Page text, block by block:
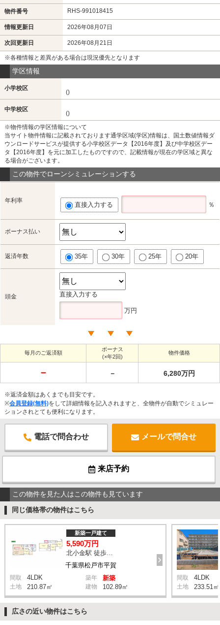
物件番号 RHS-991018415
情報更新日 2026年08月07日
次回更新日 2026年08月21日
※各種情報と差異がある場合は現況優先となります
学区情報
小学校区
()
中学校区
()
※物件情報の学区情報について
当サイト物件情報に記載されております通学区域(学区)情報は、国土数値情報ダ
ウンロードサービスが提供する小学校区データ【2016年度】及び中学校区デー
タ【2016年度】を元に加工したものですので、記載情報が現在の学区域と異な
る場合がございます。
この物件でローンシミュレーションする
年利率
直接入力する ％
ボーナス払い
返済年数 35年 30年 25年 20年
頭金 直接入力する
万円
毎月のご返済額
ボーナス
(×年2回)
物件価格
－ － 6,280万円
※返済金額はあくまでも目安です。
※会員登録(無料)をして詳細情報を記入されますと、全物件が自動でシミュレー
ションされとても便利になります。
電話で問合わせ メールで問合せ
来店予約
この物件を見た人はこの物件も見ています
同じ価格帯の物件はこちら
千葉県松戸市平賀
新築一戸建て
5,590万円
間取 4LDK 築年 新築
土地 210.87㎡ 建物 102.89㎡
間取 4LDK
土地 233.51㎡
広さの近い物件はこちら